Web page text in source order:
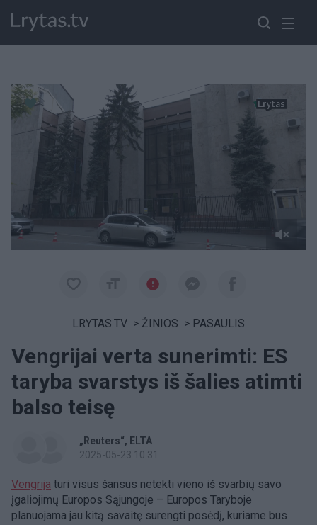
Paremkite Ukrainą
LRYTAS.TV > ŽINIOS > PASAULIS
Vengrijai verta sunerimti: ES
taryba svarstys iš šalies atimti
balso teisę
„Reuters“
ELTA
2025-05-23 10:31
Vengrija turi visus šansus netekti vieno iš svarbių savo
įgaliojimų Europos Sąjungoje – Europos Taryboje
planuojama jau kitą savaitę surengti posėdį, kuriame bus